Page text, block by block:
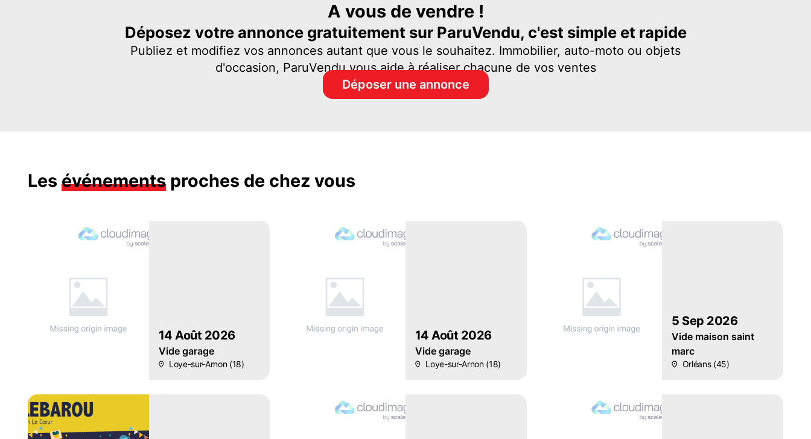
A vous de vendre !
Déposez votre annonce gratuitement sur ParuVendu, c'est simple et rapide
Publiez et modifiez vos annonces autant que vous le souhaitez. Immobilier, auto-moto ou objets
d'occasion, ParuVendu vous aide à réaliser chacune de vos ventes
Déposer une annonce
Les événements proches de chez vous
14 Août 2026
Vide garage
Loye-sur-Arnon (18)
14 Août 2026
Vide garage
Loye-sur-Arnon (18)
5 Sep 2026
Vide maison saint
marc
Orléans (45)